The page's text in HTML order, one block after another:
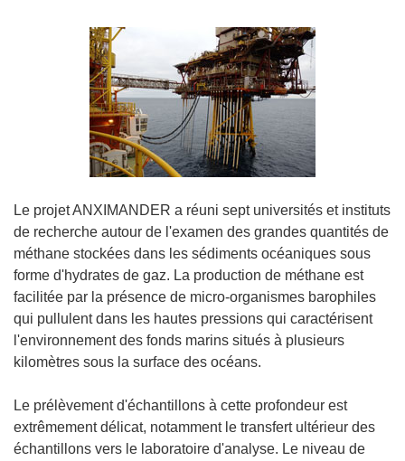
Le projet ANXIMANDER a réuni sept universités et instituts
de recherche autour de l'examen des grandes quantités de
méthane stockées dans les sédiments océaniques sous
forme d'hydrates de gaz. La production de méthane est
facilitée par la présence de micro-organismes barophiles
qui pullulent dans les hautes pressions qui caractérisent
l'environnement des fonds marins situés à plusieurs
kilomètres sous la surface des océans.
Le prélèvement d'échantillons à cette profondeur est
extrêmement délicat, notamment le transfert ultérieur des
échantillons vers le laboratoire d'analyse. Le niveau de